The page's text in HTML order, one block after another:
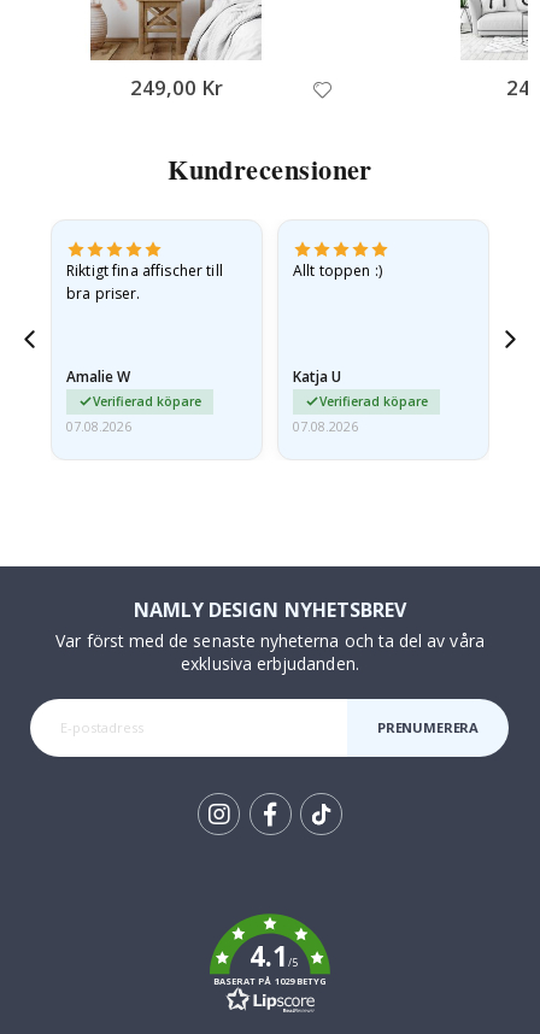
249,00 Kr
Kundrecensioner
Riktigt fina affischer till
bra priser.
Amalie W
Verifierad köpare
07.08.2026
Allt toppen :)
Katja U
Verifierad köpare
07.08.2026
NAMLY DESIGN NYHETSBREV
Var först med de senaste nyheterna och ta del av våra
exklusiva erbjudanden.
PRENUMERERA
4.1/5
BASERAT PÅ 1029 BETYG